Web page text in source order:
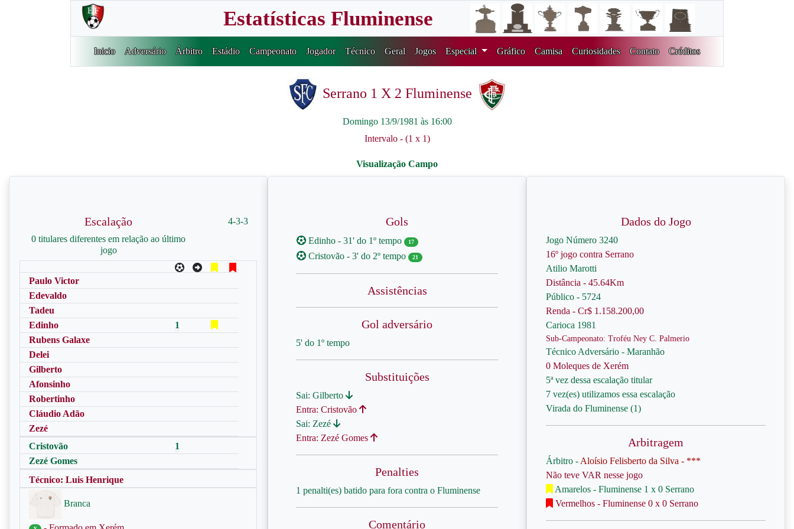
Estatísticas Fluminense
Inicio Adversário Árbitro Estádio Campeonato Jogador Técnico Geral Jogos Especial Gráfico Camisa Curiosidades Contato Créditos
Serrano 1 X 2 Fluminense
Domingo 13/9/1981 às 16:00
Intervalo - (1 x 1)
Escalação
0 titulares diferentes em relação ao último
jogo
4-3-3
Paulo Victor
Edevaldo
Tadeu
Edinho
1
Rubens Galaxe
Delei
Gilberto
Afonsinho
Robertinho
Cláudio Adão
Zezé
Cristovão
1
Zezé Gomes
Técnico: Luis Henrique
Branca
Gols
Edinho - 31' do 1º tempo 17
Cristovão - 3' do 2º tempo 21
Assistências
Gol adversário
5' do 1º tempo
Substituições
Sai: Gilberto
Entra: Cristovão
Sai: Zezé
Entra: Zezé Gomes
Penalties
1 penalti(es) batido para fora contra o Fluminense
Comentário
Dados do Jogo
Jogo Número 3240
16º jogo contra Serrano
Atilio Marotti
Distância - 45.64Km
Público - 5724
Renda - Cr$ 1.158.200,00
Carioca 1981
Sub-Campeonato: Troféu Ney C. Palmerio
Técnico Adversário - Maranhão
0 Moleques de Xerém
5ª vez dessa escalação titular
7 vez(es) utilizamos essa escalação
Virada do Fluminense (1)
Arbitragem
Árbitro - Aloísio Felisberto da Silva - ***
Não teve VAR nesse jogo
Amarelos - Fluminense 1 x 0 Serrano
Vermelhos - Fluminense 0 x 0 Serrano